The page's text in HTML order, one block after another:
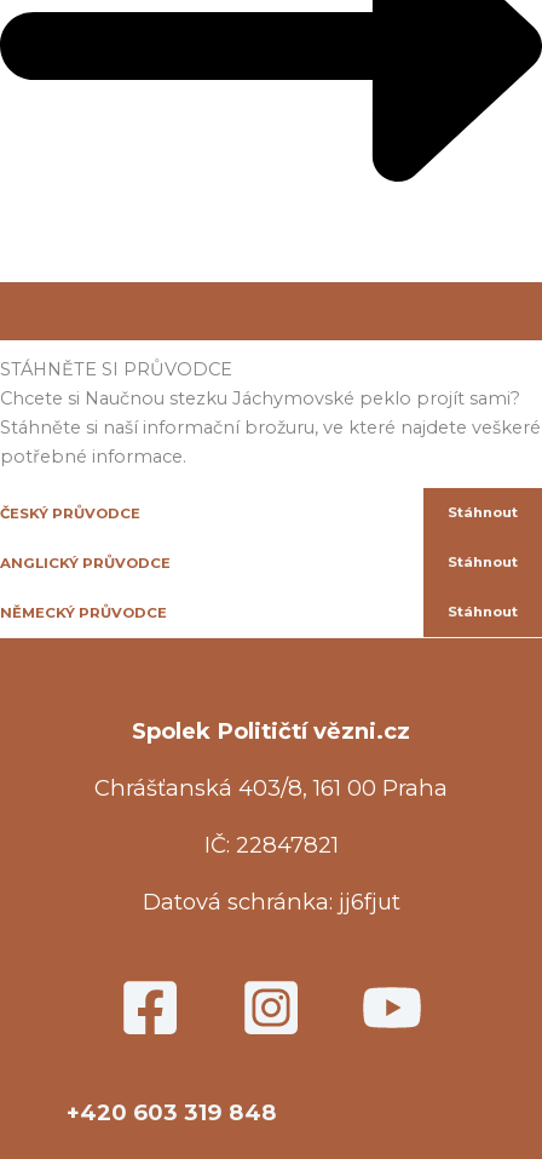
STÁHNĚTE SI PRŮVODCE
Chcete si Naučnou stezku Jáchymovské peklo projít sami?
Stáhněte si naší informační brožuru, ve které najdete veškeré
potřebné informace.
ČESKÝ PRŮVODCE Stáhnout
ANGLICKÝ PRŮVODCE Stáhnout
NĚMECKÝ PRŮVODCE Stáhnout
Spolek Političtí vězni.cz
Chrášťanská 403/8, 161 00 Praha
IČ: 22847821
Datová schránka: jj6fjut
+420 603 319 848